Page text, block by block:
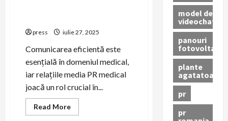
press iulie 27, 2025
Comunicarea eficientă este
esențială în domeniul medical,
iar relațiile media PR medical
joacă un rol crucial în...
Read MoreRead
more
model de
videochat
panouri
fotovoltaice
plante
agatatoare
pr
pr